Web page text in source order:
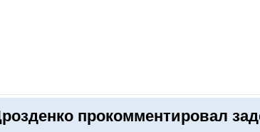
прокомментировал